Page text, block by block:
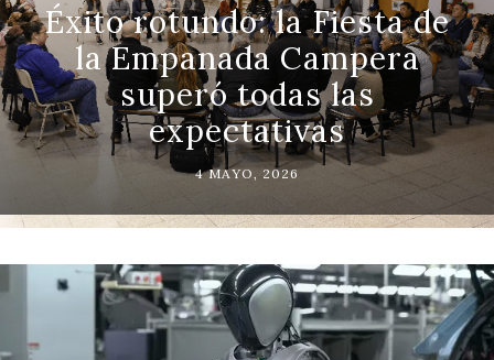
Éxito rotundo: la Fiesta de
la Empanada Campera
superó todas las
expectativas
4 MAYO, 2026